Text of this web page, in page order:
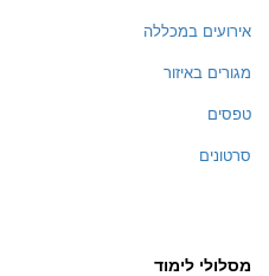
אירועים במכללה
מגורים באיזור
טפסים
סרטונים
מסלולי לימוד